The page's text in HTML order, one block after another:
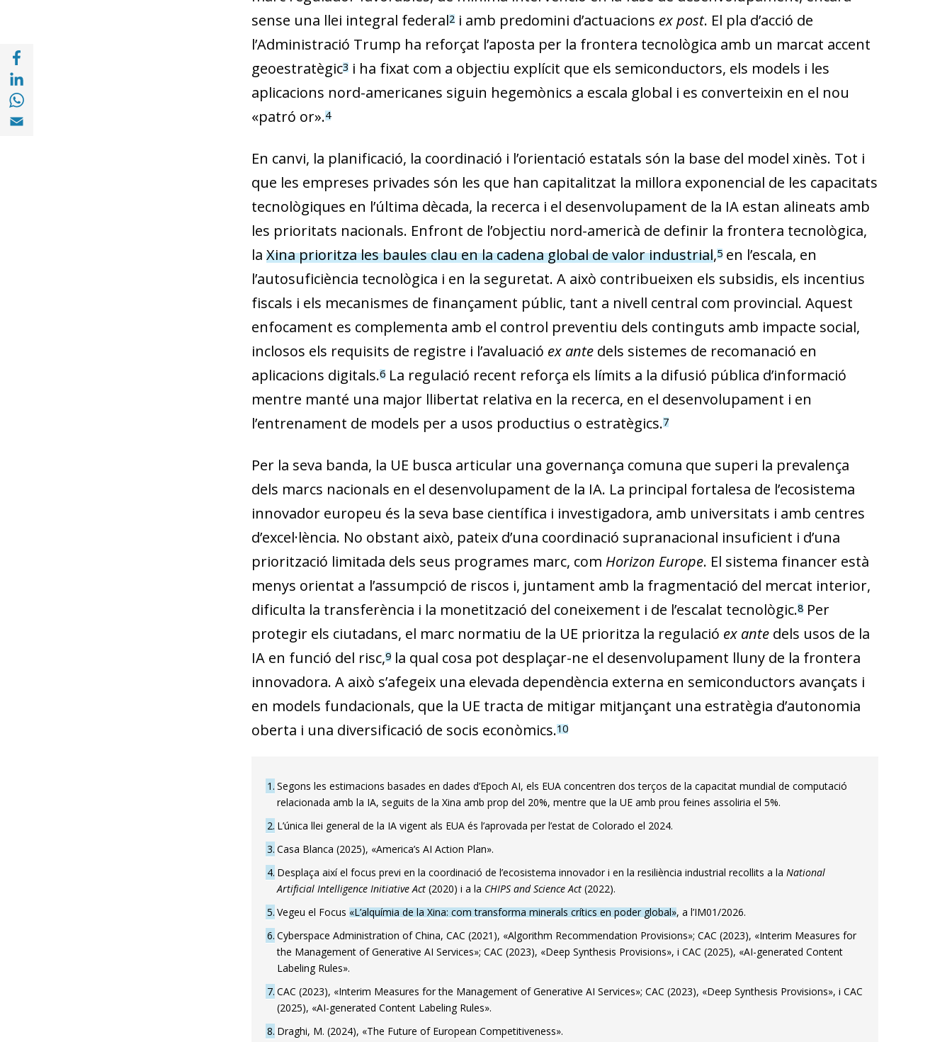
Compartir a Facebook (opens in a new window)
Compartir a with Linkedin (opens in a new window)
Compartir a with Whatsapp (opens in a new window)
Compartir a Email (opens in a new window)
sense una llei integral federal2i amb predomini d’actuacions ex post. El pla d’acció de
l’Administració Trump ha reforçat l’aposta per la frontera tecnològica amb un marcat accent
geoestratègic3i ha fixat com a objectiu explícit que els semiconductors, els models i les
aplicacions nord-americanes siguin hegemònics a escala global i es converteixin en el nou
«patró or».4
En canvi, la planificació, la coordinació i l’orientació estatals són la base del model xinès. Tot i
que les empreses privades són les que han capitalitzat la millora exponencial de les capacitats
tecnològiques en l’última dècada, la recerca i el desenvolupament de la IA estan alineats amb
les prioritats nacionals. Enfront de l’objectiu nord-americà de definir la frontera tecnològica,
la Xina prioritza les baules clau en la cadena global de valor industrial,5en l’escala, en
l’autosuficiència tecnològica i en la seguretat. A això contribueixen els subsidis, els incentius
fiscals i els mecanismes de finançament públic, tant a nivell central com provincial. Aquest
enfocament es complementa amb el control preventiu dels continguts amb impacte social,
inclosos els requisits de registre i l’avaluació ex antedels sistemes de recomanació en
aplicacions digitals.6La regulació recent reforça els límits a la difusió pública d’informació
mentre manté una major llibertat relativa en la recerca, en el desenvolupament i en
l’entrenament de models per a usos productius o estratègics.7
Per la seva banda, la UE busca articular una governança comuna que superi la prevalença
dels marcs nacionals en el desenvolupament de la IA. La principal fortalesa de l’ecosistema
innovador europeu és la seva base científica i investigadora, amb universitats i amb centres
d’excel·lència. No obstant això, pateix d’una coordinació supranacional insuficient i d’una
priorització limitada dels seus programes marc, com Horizon Europe. El sistema financer està
menys orientat a l’assumpció de riscos i, juntament amb la fragmentació del mercat interior,
dificulta la transferència i la monetització del coneixement i de l’escalat tecnològic.8Per
protegir els ciutadans, el marc normatiu de la UE prioritza la regulació ex antedels usos de la
IA en funció del risc,9la qual cosa pot desplaçar-ne el desenvolupament lluny de la frontera
innovadora. A això s’afegeix una elevada dependència externa en semiconductors avançats i
en models fundacionals, que la UE tracta de mitigar mitjançant una estratègia d’autonomia
oberta i una diversificació de socis econòmics.10
1 Segons les estimacions basades en dades d’Epoch AI, els EUA concentren dos terços de la capacitat mundial de computació
relacionada amb la IA, seguits de la Xina amb prop del 20%, mentre que la UE amb prou feines assoliria el 5%.
2 L’única llei general de la IA vigent als EUA és l’aprovada per l’estat de Colorado el 2024.
3 Casa Blanca (2025), «America’s AI Action Plan».
4 Desplaça així el focus previ en la coordinació de l’ecosistema innovador i en la resiliència industrial recollits a la National
Artificial Intelligence Initiative Act(2020) i a la CHIPS and Science Act (2022).
5 Vegeu el Focus «L’alquímia de la Xina: com transforma minerals crítics en poder global», a l’IM01/2026.
6 Cyberspace Administration of China, CAC (2021), «Algorithm Recommendation Provisions»; CAC (2023), «Interim Measures for
the Management of Generative AI Services»; CAC (2023), «Deep Synthesis Provisions», i CAC (2025), «AI-generated Content
Labeling Rules».
7 CAC (2023), «Interim Measures for the Management of Generative AI Services»; CAC (2023), «Deep Synthesis Provisions», i CAC
(2025), «AI-generated Content Labeling Rules».
8 Draghi, M. (2024), «The Future of European Competitiveness».